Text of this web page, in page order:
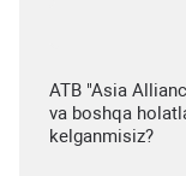
ATB "Asia
va boshqa
kelganmisiz?